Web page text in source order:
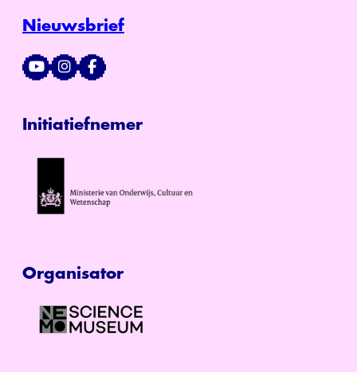
Nieuwsbrief
Initiatiefnemer
Organisator